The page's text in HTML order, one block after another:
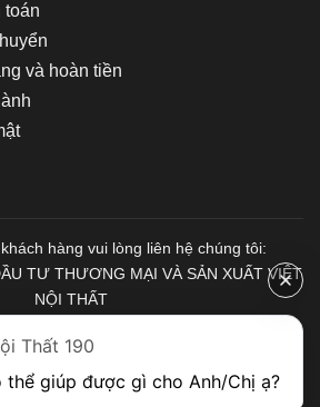
toán
và hoàn tiền
hàng vui lòng liên hệ chúng tôi:
TƯ THƯƠNG MẠI VÀ SẢN XUẤT VIỆT
NỘI THẤT
về Nội Thất 190. Mọi quyền được bảo
lưu.
Thất 190